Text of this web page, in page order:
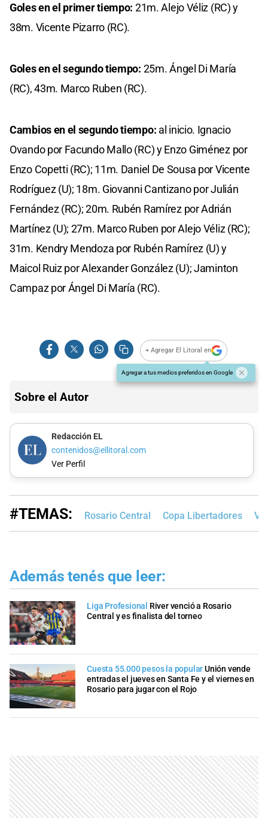
Goles en el primer tiempo: 21m. Alejo Véliz (RC) y
38m. Vicente Pizarro (RC).
Goles en el segundo tiempo: 25m. Ángel Di María
(RC), 43m. Marco Ruben (RC).
Cambios en el segundo tiempo: al inicio. Ignacio
Ovando por Facundo Mallo (RC) y Enzo Giménez por
Enzo Copetti (RC); 11m. Daniel De Sousa por Vicente
Rodríguez (U); 18m. Giovanni Cantizano por Julián
Fernández (RC); 20m. Rubén Ramírez por Adrián
Martínez (U); 27m. Marco Ruben por Alejo Véliz (RC);
31m. Kendry Mendoza por Rubén Ramírez (U) y
Maicol Ruiz por Alexander González (U); Jaminton
Campaz por Ángel Di María (RC).
+ Agregar El Litoral en
Agregar a tus medios preferidos en Google
Sobre el Autor
Redacción EL
contenidos@ellitoral.com
Ver Perfil
#TEMAS: Rosario Central Copa Libertadores
Además tenés que leer:
Liga Profesional River venció a Rosario
Central y es finalista del torneo
Cuesta 55.000 pesos la popularUnión vende
entradas el jueves en Santa Fe y el viernes en
Rosario para jugar con el Rojo